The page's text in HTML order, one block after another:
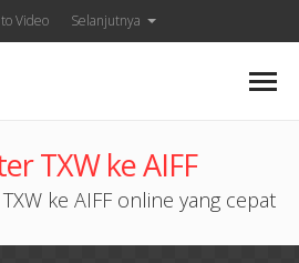
Video Selanjutnya
TXW ke AIFF
ke AIFF online yang cepat